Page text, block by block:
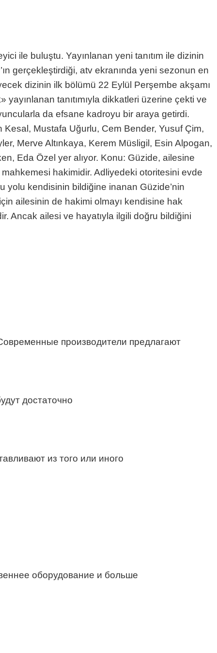
ile buluştu. Yayınlanan yeni tanıtım ile dizinin
gerçekleştirdiği, atv ekranında yeni sezonun en
dizinin ilk bölümü 22 Eylül Perşembe akşamı
tanıtımıyla dikkatleri üzerine çekti ve
da efsane kadroyu bir araya getirdi.
Mustafa Uğurlu, Cem Bender, Yusuf Çim,
Merve Altınkaya, Kerem Müsligil, Esin Alpogan,
Eda Özel yer alıyor. Konu: Güzide, ailesine
hakimidir. Adliyedeki otoritesini evde
yolu kendisinin bildiğine inanan Güzide’nin
ailesinin de hakimi olmayı kendisine hak
Ancak ailesi ve hayatıyla ilgili doğru bildiğini
производители предлагают
достаточно
из того или иного
оборудование и больше